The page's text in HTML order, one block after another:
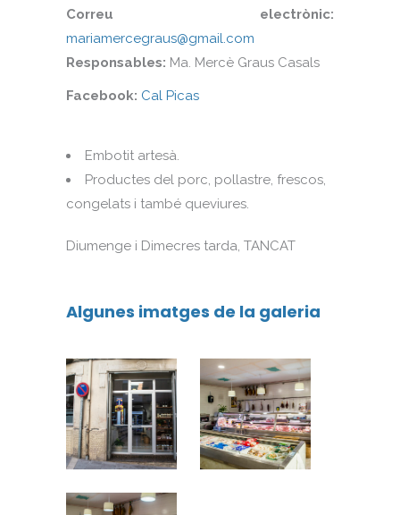
Correu electrònic:
mariamercegraus@gmail.com
Responsables: Ma. Mercè Graus Casals
Facebook: Cal Picas
Embotit artesà.
Productes del porc, pollastre, frescos,
congelats i també queviures.
Diumenge i Dimecres tarda, TANCAT
Algunes imatges de la galeria